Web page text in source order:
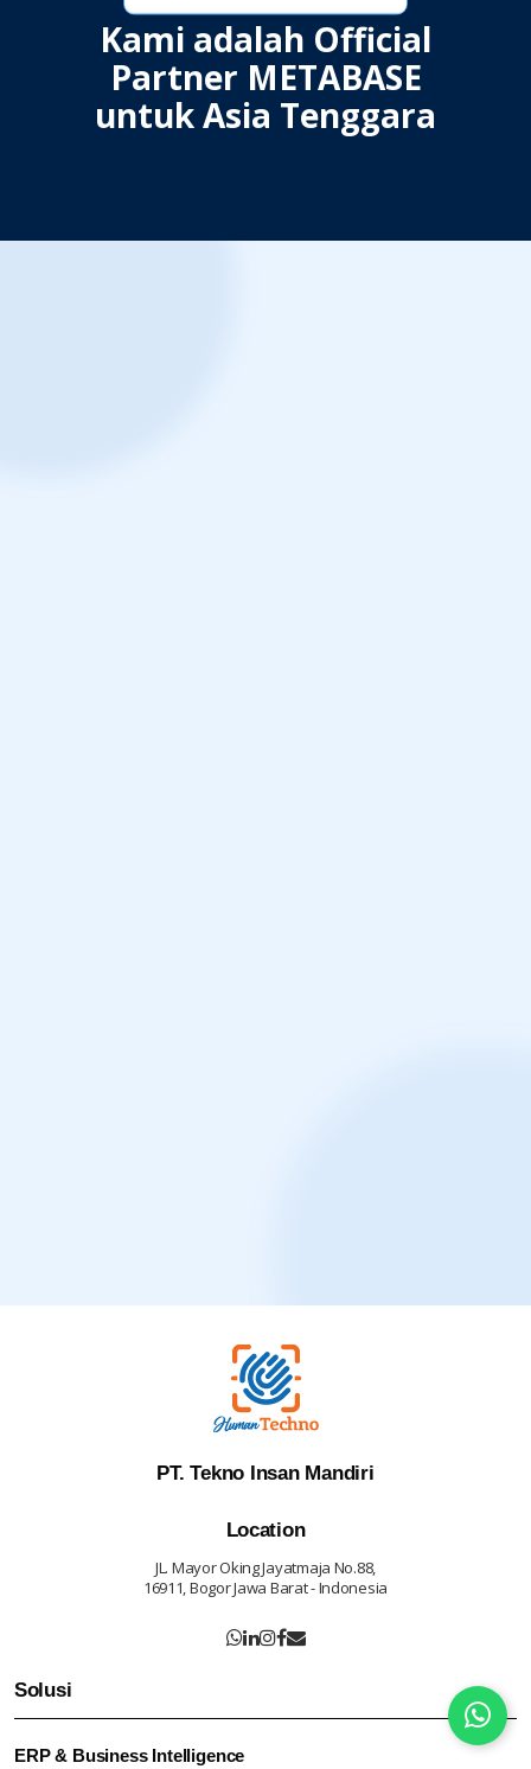
Kami adalah Official
Partner METABASE
untuk Asia Tenggara
PT. Tekno Insan Mandiri
Location
JL. Mayor Oking Jayatmaja No.88,
16911, Bogor Jawa Barat - Indonesia
Solusi
ERP & Business Intelligence